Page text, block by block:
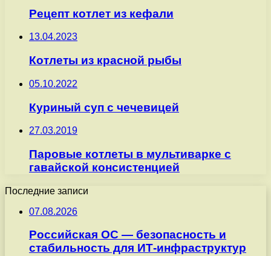
Рецепт котлет из кефали
13.04.2023
Котлеты из красной рыбы
05.10.2022
Куриный суп с чечевицей
27.03.2019
Паровые котлеты в мультиварке с
гавайской консистенцией
Последние записи
07.08.2026
Российская ОС — безопасность и
стабильность для ИТ-инфраструктур